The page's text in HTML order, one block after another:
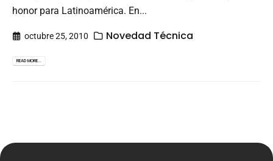
honor para Latinoamérica. En...
octubre 25, 2010 Novedad Técnica
READ MORE...